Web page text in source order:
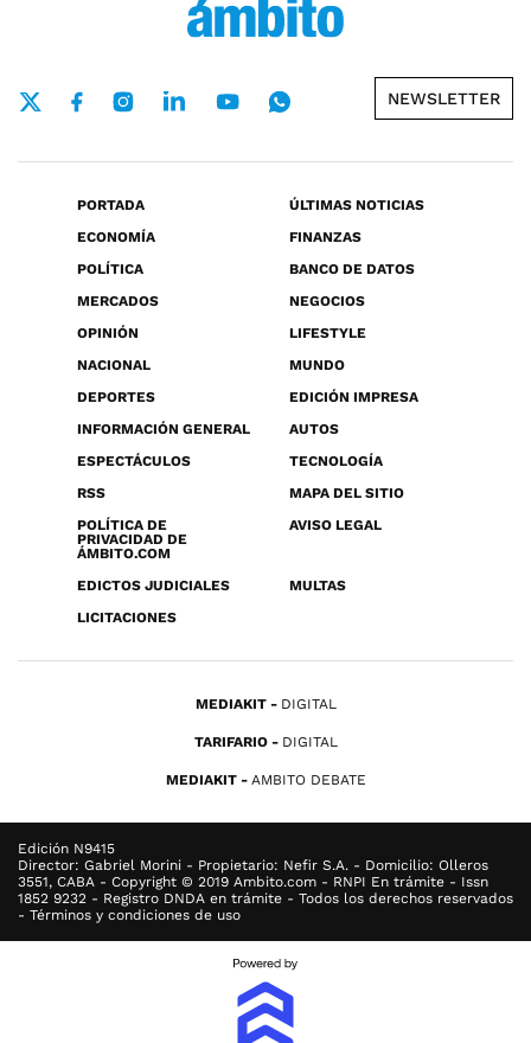
NEWSLETTER
PORTADA
ÚLTIMAS NOTICIAS
ECONOMÍA
FINANZAS
POLÍTICA
BANCO DE DATOS
MERCADOS
NEGOCIOS
OPINIÓN
LIFESTYLE
NACIONAL
MUNDO
DEPORTES
EDICIÓN IMPRESA
INFORMACIÓN GENERAL
AUTOS
ESPECTÁCULOS
TECNOLOGÍA
RSS
MAPA DEL SITIO
POLÍTICA DE
PRIVACIDAD DE
ÁMBITO.COM
AVISO LEGAL
EDICTOS JUDICIALES
MULTAS
LICITACIONES
MEDIAKIT DIGITAL
TARIFARIO DIGITAL
MEDIAKIT AMBITO DEBATE
Edición N9415
Director: Gabriel Morini - Propietario: Nefir S.A. - Domicilio: Olleros
3551, CABA - Copyright © 2019 Ambito.com - RNPI En trámite - Issn
1852 9232 - Registro DNDA en trámite - Todos los derechos reservados
- Términos y condiciones de uso